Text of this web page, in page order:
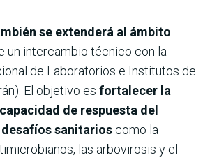
se extenderá al ámbito
un intercambio técnico con la
de Laboratorios e Institutos de
El objetivo es fortalecer la
de respuesta del
sanitarios como la
las arbovirosis y el